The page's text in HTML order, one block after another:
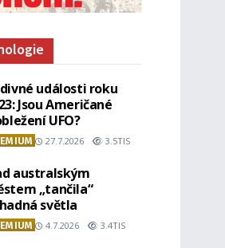
události roku
Jsou Američané
UFO?
27.7.2026 3.5TIS
australským
„tančila“
světla
4.7.2026 3.4TIS